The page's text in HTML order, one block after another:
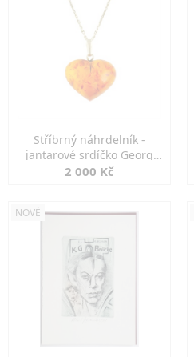
Stříbrný náhrdelník -
jantarové srdíčko Georg
Kramer
2 000 Kč
NOVÉ